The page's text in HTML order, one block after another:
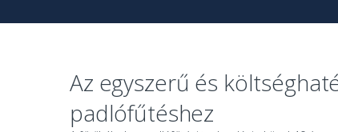
Az egyszerű és
padlófűtéshez